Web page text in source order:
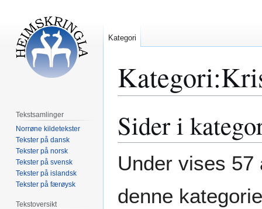
Kategori:
til
til
Sider i
Under vises
denne
Kategori
Tekstsamlinger
Norrøne kildetekster
Tekster på dansk
Tekster på norsk
Tekster på svensk
Tekster på islandsk
Tekster på færøysk
Tekstoversikt